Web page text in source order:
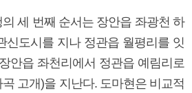
세 번째 순서는 장안읍 좌광천 하
신도시를 지나 정관읍 월평리를 잇
안읍 좌천리에서 정관읍 예림리로
고개)을 지난다. 도마현은 비교적